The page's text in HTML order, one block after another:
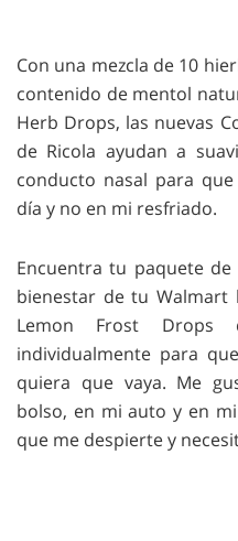
Con una mezcla de 10
contenido de mentol
Herb Drops, las nuevas
de Ricola ayudan a
conducto nasal para
día y no en mi resfriado.
Encuentra tu paquete
bienestar de tu Walmart
Lemon Frost Drops
individualmente para
quiera que vaya. Me
bolso, en mi auto y en
que me despierte y